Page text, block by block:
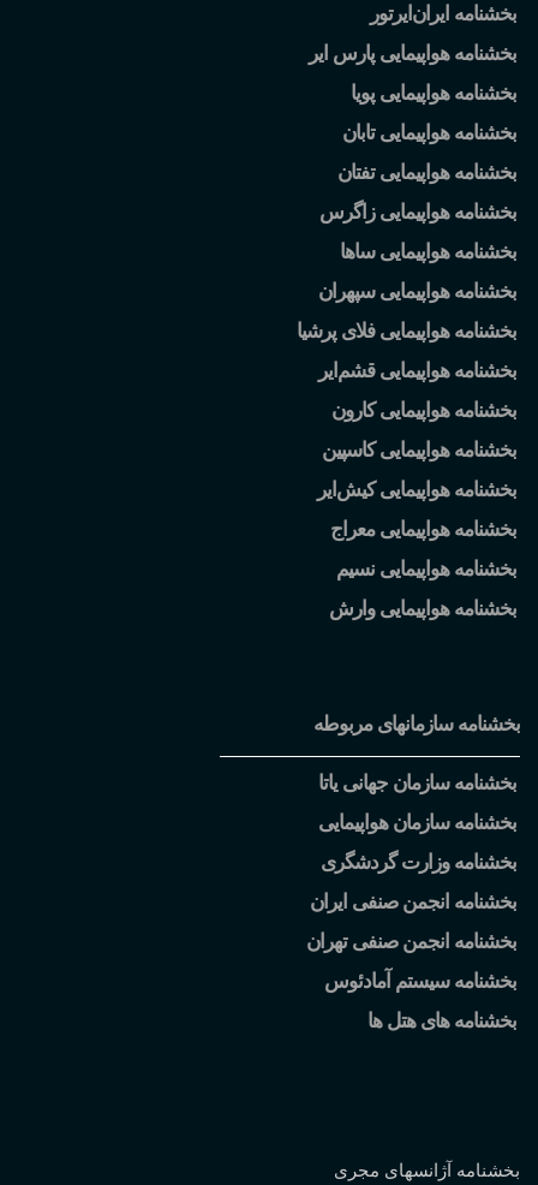
بخشنامه ایران ایرتور
بخشنامه هواپیمایی پارس ایر
بخشنامه هواپیمایی پویا
بخشنامه هواپیمایی تابان
بخشنامه هواپیمایی تفتان
بخشنامه هواپیمایی زاگرس
بخشنامه هواپیمایی ساها
بخشنامه هواپیمایی سپهران
بخشنامه هواپیمایی فلای پرشیا
بخشنامه هواپیمایی قشم ایر
بخشنامه هواپیمایی کارون
بخشنامه هواپیمایی کاسپین
بخشنامه هواپیمایی کیش ایر
بخشنامه هواپیمایی معراج
بخشنامه هواپیمایی نسیم
بخشنامه هواپیمایی وارش
بخشنامه سازمانهای مربوطه
بخشنامه سازمان جهانی یاتا
بخشنامه سازمان هواپیمایی
بخشنامه وزارت گردشگری
بخشنامه انجمن صنفی ایران
بخشنامه انجمن صنفی تهران
بخشنامه سیستم آمادئوس
بخشنامه های هتل ها
بخشنامه آژانسهای مجری